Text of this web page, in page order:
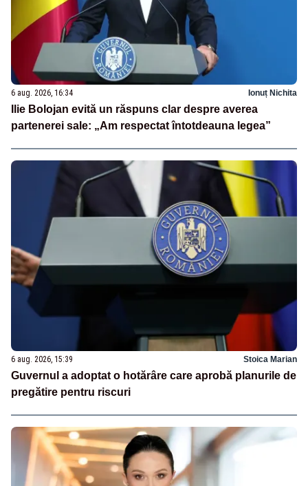
6 aug. 2026, 16:34 Ionuț Nichita
Ilie Bolojan evită un răspuns clar despre averea
partenerei sale: „Am respectat întotdeauna legea”
6 aug. 2026, 15:39 Stoica Marian
Guvernul a adoptat o hotărâre care aprobă planurile de
pregătire pentru riscuri